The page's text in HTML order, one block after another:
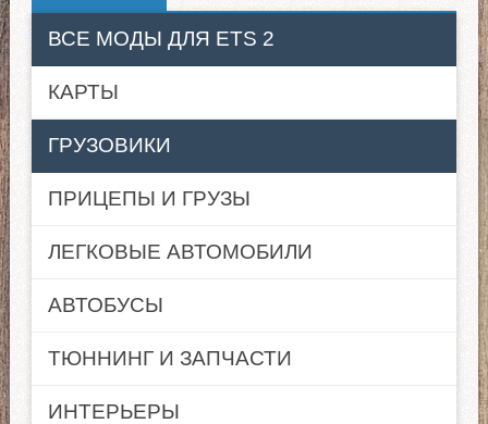
ВСЕ МОДЫ ДЛЯ ETS 2
КАРТЫ
ГРУЗОВИКИ
ПРИЦЕПЫ И ГРУЗЫ
ЛЕГКОВЫЕ АВТОМОБИЛИ
АВТОБУСЫ
ТЮННИНГ И ЗАПЧАСТИ
ИНТЕРЬЕРЫ